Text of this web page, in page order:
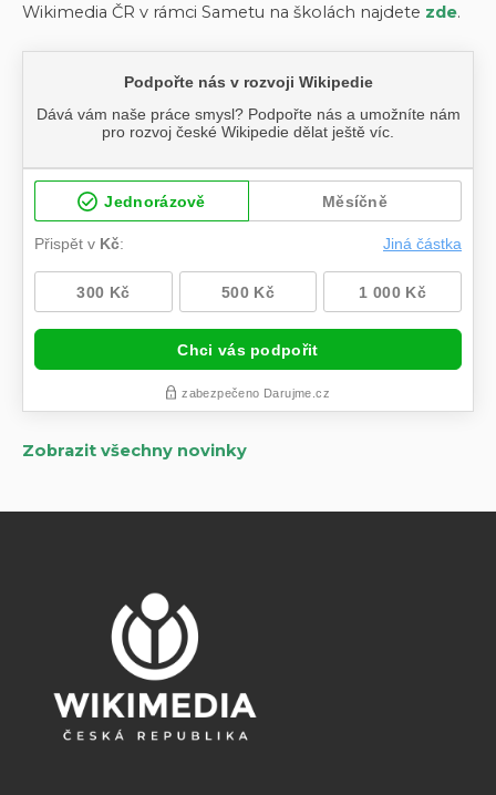
Wikimedia ČR v rámci Sametu na školách najdete zde.
Zobrazit všechny novinky